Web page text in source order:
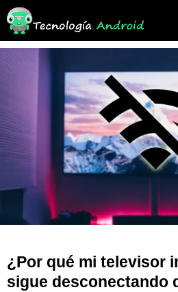
Saltar
¿Por qué mi televisor
sigue desconectando